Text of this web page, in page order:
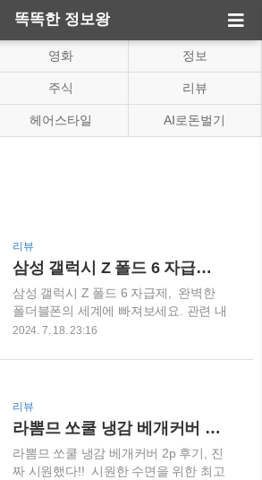
똑똑한 정보왕
영화 정보
주식 리뷰
헤어스타일 AI로돈벌기
리뷰
삼성 갤럭시 Z 폴드 6 자급제 완벽한 폴더블폰의 세계
삼성 갤럭시 Z 폴드 6 자급제, 완벽한
폴더블폰의 세계에 빠져보세요. 관련 내
용 알아보겠습니다. 첫 만남은 반가웠어
드 6의 매력! 박스를 열자마자 "와~" 했
제품은 정말 독특하고 세련된 디자인이
었어요. 손에 쥔 순간, 소리내어 "와아~"
했죠. 진짜 너무 멋져서 기분이 좋아졌
어요! 사용감은 최고 삼성전자 갤럭시
Z 폴드 6 자급제
2024. 7. 18. 23:16
리뷰
라뽐므 쏘쿨 냉감 베개커버 후기 진짜 시원했다
라뽐므 쏘쿨 냉감 베개커버 2p 후기, 진
짜 시원했다!! 시원한 수면을 위한 최고